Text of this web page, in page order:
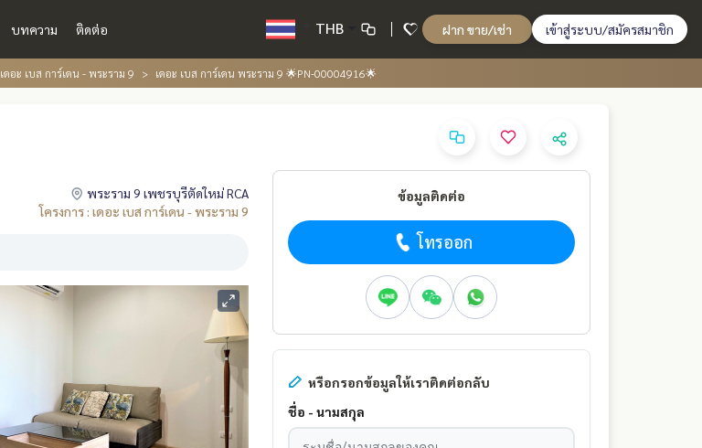
บทความ ติดต่อ THB ฝาก ขาย/เช่า เข้าสู่ระบบ/สมัครสมาชิก
เดอะ เบส การ์เดน - พระราม 9 เดอะ เบส การ์เดน พระราม 9 🌟PN-00004916🌟
พระราม 9 เพชรบุรีตัดใหม่ RCA
โครงการ : เดอะ เบส การ์เดน - พระราม 9
ข้อมูลติดต่อ
โทรออก
หรือกรอกข้อมูลให้เราติดต่อกลับ
ชื่อ - นามสกุล